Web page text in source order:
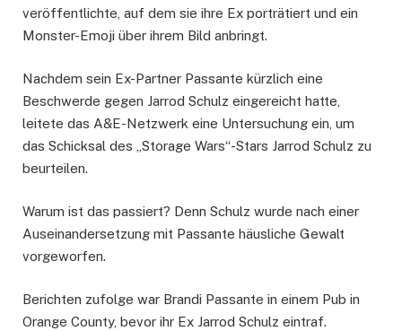
veröffentlichte, auf dem sie ihre Ex porträtiert und ein
Monster-Emoji über ihrem Bild anbringt.
Nachdem sein Ex-Partner Passante kürzlich eine
Beschwerde gegen Jarrod Schulz eingereicht hatte,
leitete das A&E-Netzwerk eine Untersuchung ein, um
das Schicksal des „Storage Wars“-Stars Jarrod Schulz zu
beurteilen.
Warum ist das passiert? Denn Schulz wurde nach einer
Auseinandersetzung mit Passante häusliche Gewalt
vorgeworfen.
Berichten zufolge war Brandi Passante in einem Pub in
Orange County, bevor ihr Ex Jarrod Schulz eintraf.